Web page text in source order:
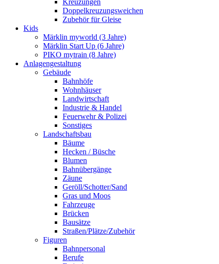
Doppelkreuzungsweichen
Zubehör für Gleise
Kids
Märklin myworld (3 Jahre)
Märklin Start Up (6 Jahre)
PIKO mytrain (8 Jahre)
Anlagengestaltung
Gebäude
Bahnhöfe
Wohnhäuser
Landwirtschaft
Industrie & Handel
Feuerwehr & Polizei
Sonstiges
Landschaftsbau
Bäume
Hecken / Büsche
Blumen
Bahnübergänge
Zäune
Geröll/Schotter/Sand
Gras und Moos
Fahrzeuge
Brücken
Bausätze
Straßen/Plätze/Zubehör
Figuren
Bahnpersonal
Berufe